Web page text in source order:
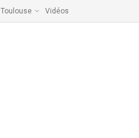
Toulouse Vidéos